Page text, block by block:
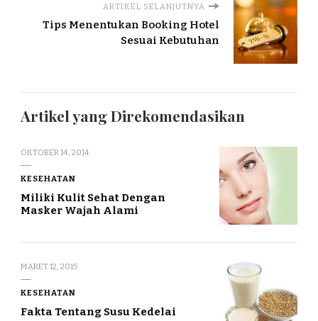
ARTIKEL SELANJUTNYA
Tips Menentukan Booking Hotel
Sesuai Kebutuhan
Artikel yang Direkomendasikan
OKTOBER 14, 2014
KESEHATAN
Miliki Kulit Sehat Dengan
Masker Wajah Alami
MARET 12, 2015
KESEHATAN
Fakta Tentang Susu Kedelai